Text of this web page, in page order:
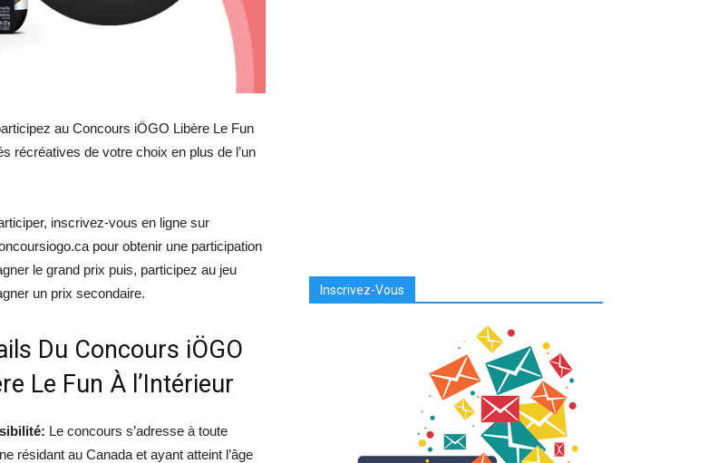
au Concours iÖGO Libère Le Fun
récréatives de votre choix en plus de l’un
inscrivez-vous en ligne sur
pour obtenir une participation
le grand prix puis, participez au jeu
un prix secondaire.
Du Concours iÖGO
Le Fun À l’Intérieur
Le concours s’adresse à toute
résidant au Canada et ayant atteint l’âge
Inscrivez-Vous